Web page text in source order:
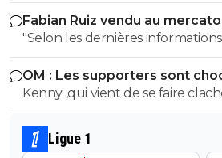
Fabian Ruiz vendu au
"Selon les dernières informations d'El
sources espagnoles douteuses,
news et principales sources
OM : Les supporters sont
fort
Kenny ,qui vient de se faire
😂😂
Ligue 1